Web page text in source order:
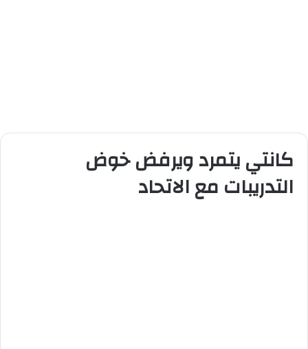
كانتي يتمرد ويرفض خوض
التدريبات مع الاتحاد